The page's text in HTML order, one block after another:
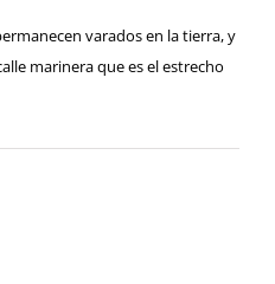
varados en la tierra, y
marinera que es el estrecho